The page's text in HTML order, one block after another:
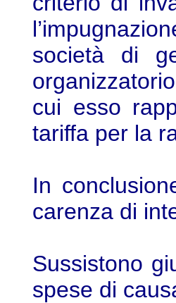
società di
cui esso
tariffa per la
In
carenza di
Sussistono
spese di